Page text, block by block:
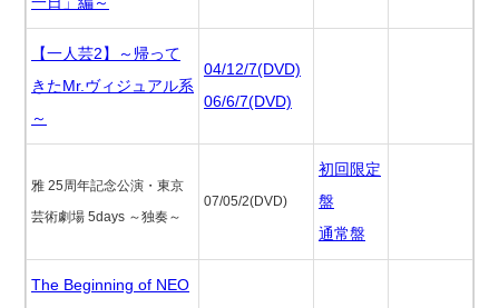
【一人芸2】～帰って
きたMr.ヴィジュアル系
～
04/12/7(DVD)
06/6/7(DVD)
雅 25周年記念公演・東京
芸術劇場 5days ～独奏～
07/05/2(DVD)
初回限定
盤
通常盤
The Beginning of NEO